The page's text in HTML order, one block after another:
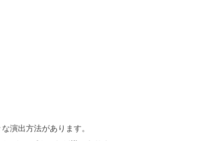
演出方法があります。